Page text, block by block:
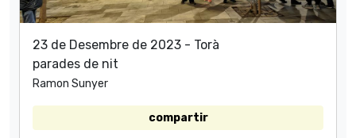
23 de Desembre de 2023 - Torà
parades de nit
Ramon Sunyer
compartir